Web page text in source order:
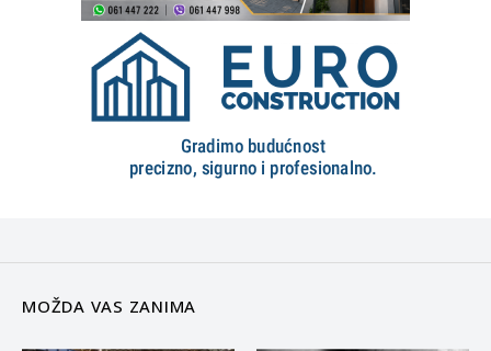
MOŽDA VAS ZANIMA